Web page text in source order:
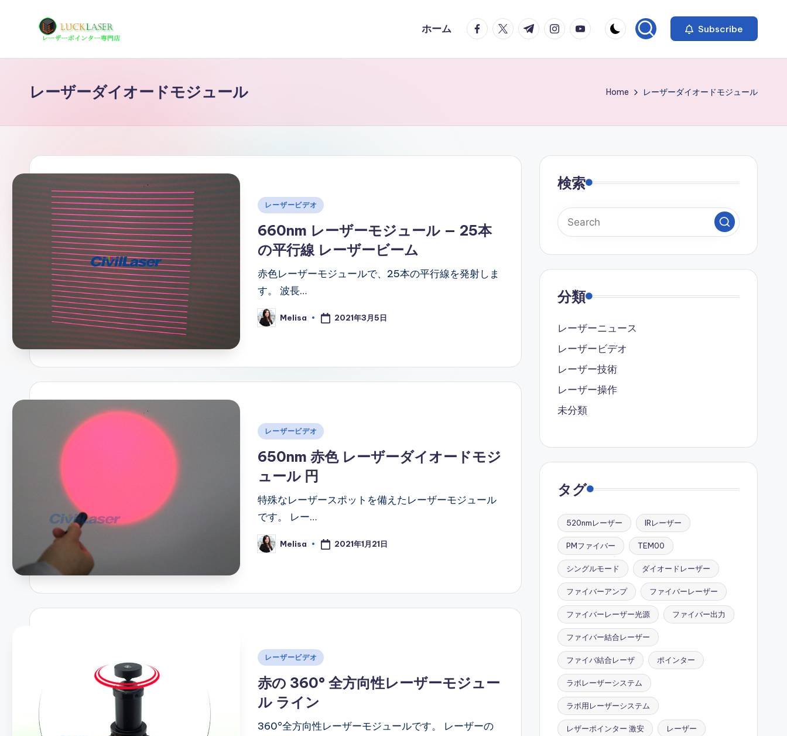
レ
ザ
ー
の
科
学
技
術
情
報
ン
タ
ー
専
門
店
ホーム facebook.com
twitter.com
t.me instagram.com
youtube.com Subscribe
レーザーダイオードモジュール Home レーザーダイオードモジュール
Posted
レーザービデオ
660nm レーザーモジュール — 25本
の平行線 レーザービーム
赤色レーザーモジュールで、25本の平行線を発射しま
す。 波長…
Posted
by
Melisa 2021年3月5日
Posted
レーザービデオ
650nm 赤色 レーザーダイオードモジ
ュール 円
特殊なレーザースポットを備えたレーザーモジュール
です。 レー…
Posted
by
Melisa 2021年1月21日
Posted
レーザービデオ
赤の 360° 全方向性レーザーモジュー
ル ライン
360°全方向性レーザーモジュールです。 レーザーの
検索
分類
レーザーニュース
レーザービデオ
レーザー技術
レーザー操作
未分類
タグ
520nmレーザー IRレーザー
PMファイバー TEM00
シングルモード ダイオードレーザー
ファイバーアンプ ファイバーレーザー
ファイバーレーザー光源 ファイバー出力
ファイバー結合レーザー
ファイバ結合レーザ ポインター
ラボレーザーシステム
ラボ用レーザーシステム
レザーポインター 激安 レーザー